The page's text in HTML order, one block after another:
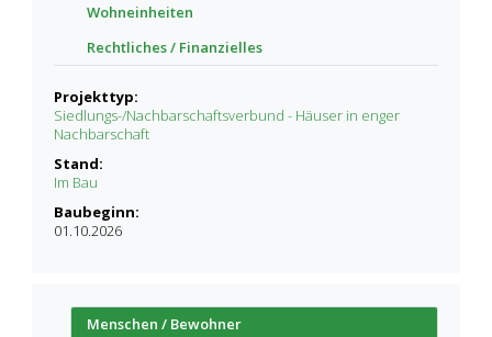
Wohneinheiten
Rechtliches / Finanzielles
Projekttyp:
Siedlungs-/Nachbarschaftsverbund - Häuser in enger
Nachbarschaft
Stand:
Im Bau
Baubeginn:
01.10.2026
Menschen / Bewohner